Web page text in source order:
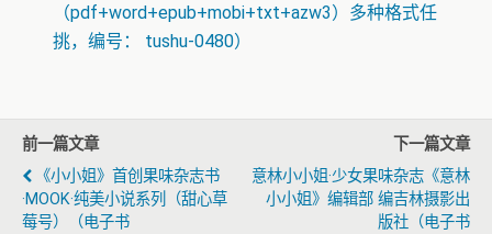
（pdf+word+epub+mobi+txt+azw3）多种格式任
挑，编号： tushu-0480）
前一篇文章
《小小姐》首创果味杂志书
·MOOK·纯美小说系列（甜心草
莓号）（电子书
下一篇文章
意林小小姐·少女果味杂志《意林
小小姐》编辑部 编吉林摄影出
版社（电子书